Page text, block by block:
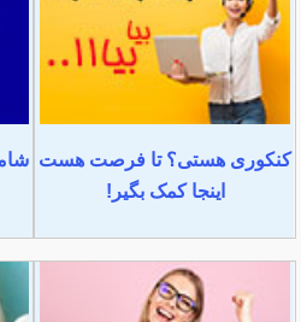
کنکوری هستی؟ تا فرصت هست
اینجا کمک بگیر!